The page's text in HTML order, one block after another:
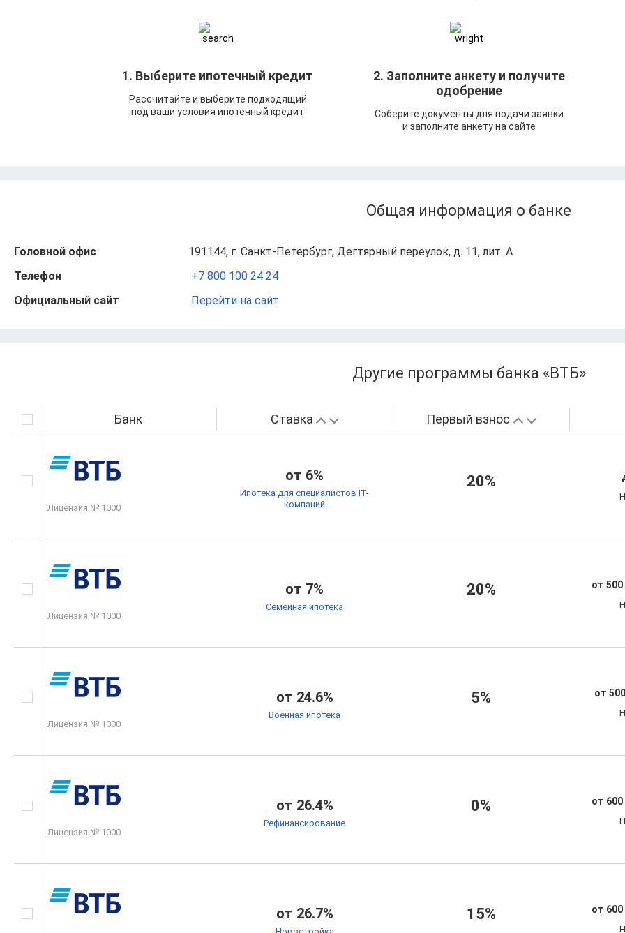
1. Выберите ипотечный кредит
Рассчитайте и выберите подходящий
под ваши условия ипотечный кредит
2. Заполните анкету и получите
одобрение
Соберите документы для подачи заявки
и заполните анкету на сайте
Общая информация о банке
Головной офис
191144, г. Санкт-Петербург, Дегтярный переулок, д. 11, лит. А
Телефон
+7 800 100 24 24
Официальный сайт
Перейти на сайт
Другие программы банка «ВТБ»
Банк Ставка Первый взнос
Лицензия № 1000
от 6%
Ипотека для специалистов IT-
компаний
20%
Лицензия № 1000
от 7%
Семейная ипотека
20% от 500
Лицензия № 1000
от 24.6%
Военная ипотека
5% от
Лицензия № 1000
от 26.4%
Рефинансирование
0% от 600
от 26.7% 15% от 600